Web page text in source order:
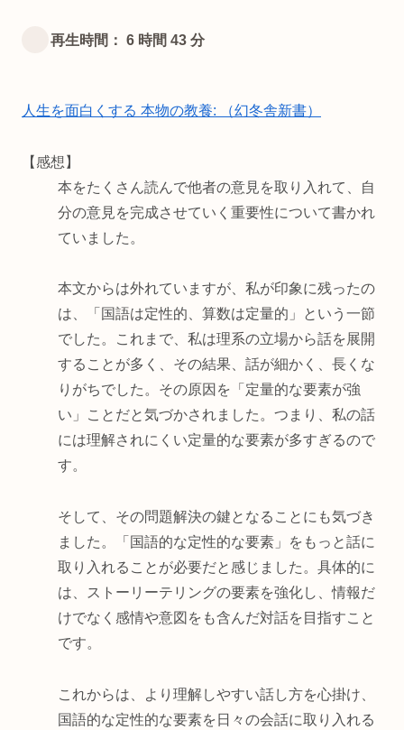
再生時間： 6 時間 43 分
人生を面白くする 本物の教養: （幻冬舎新書）
【感想】
本をたくさん読んで他者の意見を取り入れて、自
分の意見を完成させていく重要性について書かれ
ていました。
本文からは外れていますが、私が印象に残ったの
は、「国語は定性的、算数は定量的」という一節
でした。これまで、私は理系の立場から話を展開
することが多く、その結果、話が細かく、長くな
りがちでした。その原因を「定量的な要素が強
い」ことだと気づかされました。つまり、私の話
には理解されにくい定量的な要素が多すぎるので
す。
そして、その問題解決の鍵となることにも気づき
ました。「国語的な定性的な要素」をもっと話に
取り入れることが必要だと感じました。具体的に
は、ストーリーテリングの要素を強化し、情報だ
けでなく感情や意図をも含んだ対話を目指すこと
です。
これからは、より理解しやすい話し方を心掛け、
国語的な定性的な要素を日々の会話に取り入れる